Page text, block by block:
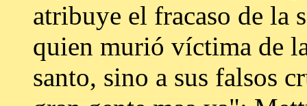
atribuye el fracaso de la
quien murió víctima de
santo, sino a sus falsos